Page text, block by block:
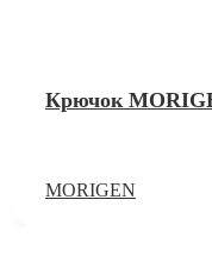
Крючок
MORIGEN